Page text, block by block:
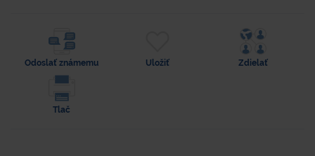
Odoslať známemu Uložiť Zdielať
Tlač